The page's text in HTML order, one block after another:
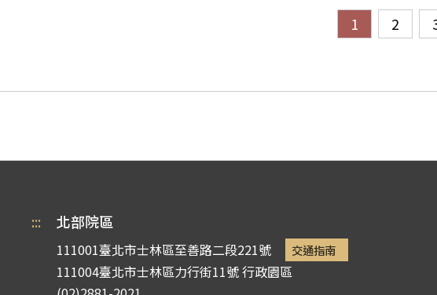
1
2
::: 北部院區
111001臺北市士林區至善路二段221號 交通指南
111004臺北市士林區力行街11號行政園區